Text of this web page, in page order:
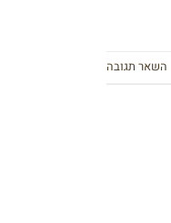
השאר תגובה